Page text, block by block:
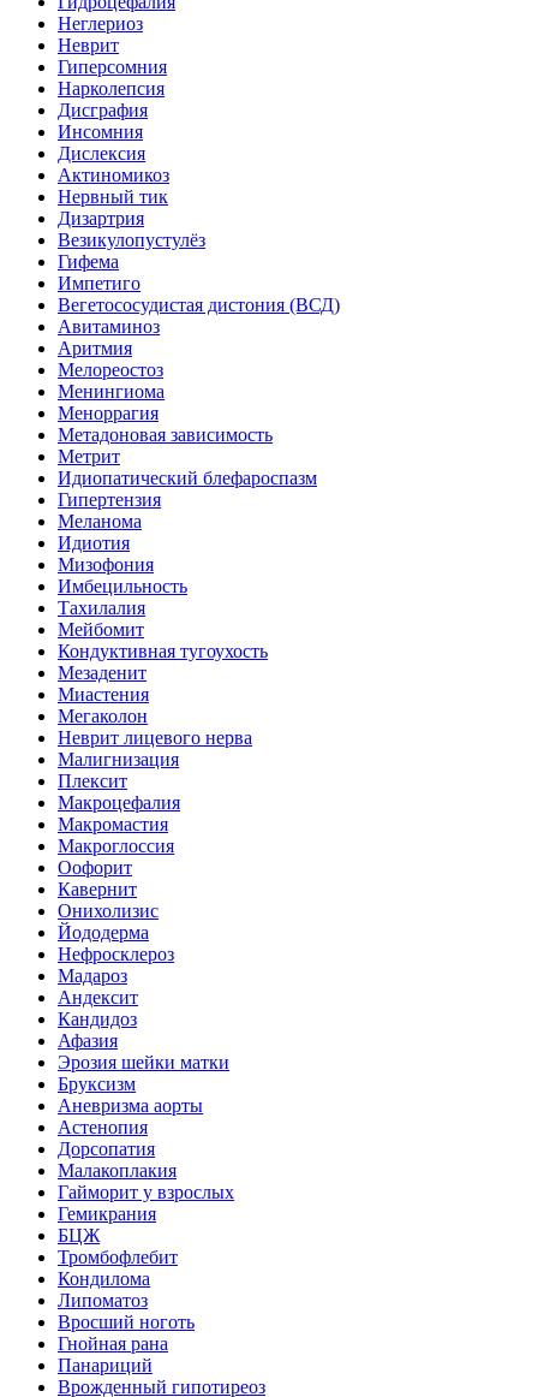
Неглериоз
Неврит
Гиперсомния
Нарколепсия
Дисграфия
Инсомния
Дислексия
Актиномикоз
Нервный тик
Дизартрия
Везикулопустулёз
Гифема
Импетиго
Вегетососудистая дистония (ВСД)
Авитаминоз
Аритмия
Мелореостоз
Менингиома
Меноррагия
Метадоновая зависимость
Метрит
Идиопатический блефароспазм
Гипертензия
Меланома
Идиотия
Мизофония
Имбецильность
Тахилалия
Мейбомит
Кондуктивная тугоухость
Мезаденит
Миастения
Мегаколон
Неврит лицевого нерва
Малигнизация
Плексит
Макроцефалия
Макромастия
Макроглоссия
Оофорит
Кавернит
Онихолизис
Йододерма
Нефросклероз
Мадароз
Андексит
Кандидоз
Афазия
Эрозия шейки матки
Бруксизм
Аневризма аорты
Астенопия
Дорсопатия
Малакоплакия
Гайморит у взрослых
Гемикрания
БЦЖ
Тромбофлебит
Кондилома
Липоматоз
Вросший ноготь
Гнойная рана
Панариций
Врожденный гипотиреоз